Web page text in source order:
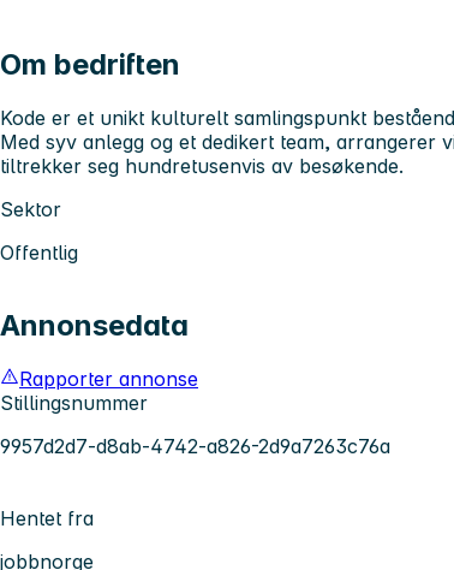
Om bedriften
Kode er et unikt kulturelt samlingspunkt
Med syv anlegg og et dedikert team, arrangerer
tiltrekker seg hundretusenvis av besøkende.
Sektor
Offentlig
Annonsedata
Rapporter annonse
Stillingsnummer
9957d2d7-d8ab-4742-a826-2d9a7263c76a
Hentet fra
jobbnorge